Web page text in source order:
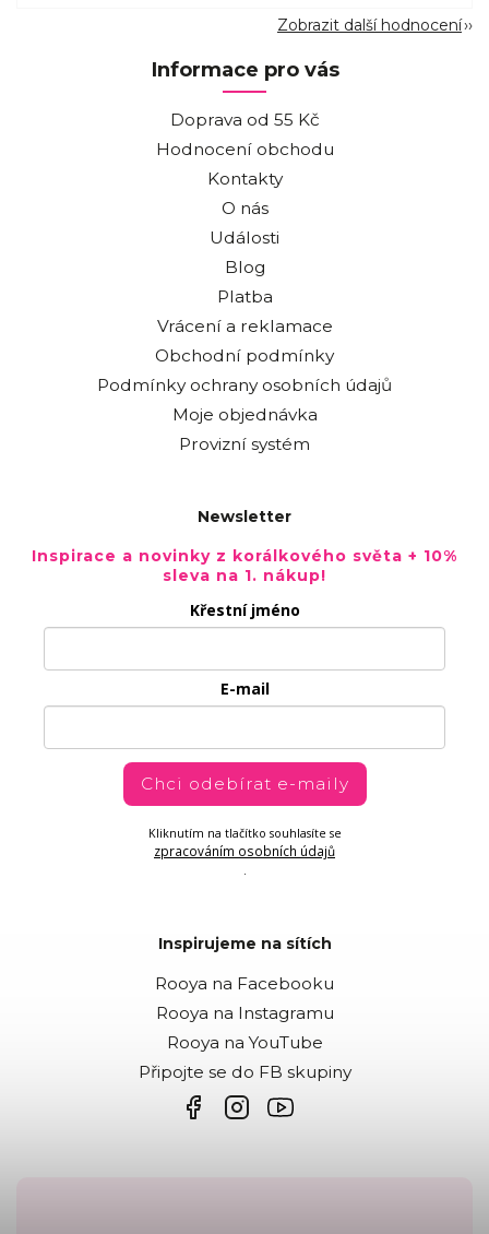
Zobrazit další hodnocení
Informace pro vás
Doprava od 55 Kč
Hodnocení obchodu
Kontakty
O nás
Události
Blog
Platba
Vrácení a reklamace
Obchodní podmínky
Podmínky ochrany osobních údajů
Moje objednávka
Provizní systém
Newsletter
Inspirace a novinky z korálkového světa + 10%
sleva na 1. nákup!
Křestní jméno
E-mail
Chci odebírat e-maily
Kliknutím na tlačítko souhlasíte se
zpracováním osobních údajů
.
Inspirujeme na sítích
Rooya na Facebooku
Rooya na Instagramu
Rooya na YouTube
Připojte se do FB skupiny